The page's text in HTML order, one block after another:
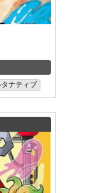
タナティブ